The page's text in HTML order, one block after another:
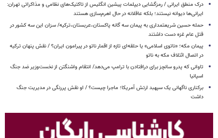
درک منطق ایرانی / رمزگشایی دیپلمات پیشین انگلیس از تاکتیک‌های نظامی و مذاکراتی تهران:
ایرانی‌ها دیوانه نیستند؛ بلکه عاقلانه در حال اهرم‌سازی هستند
حمله حسین شریعتمداری به پیمان سه گانه پاکستان،عربستان،ترکیه/ سزان این سه کشور در
قتل عام غزه دست داشتند
پیمان مکه؛ «ناتوی اسلامی» یا حلقه‌ای تازه از اقمار ناتو در پیرامون ایران؟ / نقش پنهان ترکیه
در اتصال ائتلاف مکه به ناتو
تاوانی که پدرو سانچز برای درافتادن با ترامپ می‌دهد/ انتقام واشنگتن از نخست‌وزیر ضد جنگ
اسپانیا
برکناری ناگهانی یک سپهبد ارتش آمریکا؛ ماجرا چیست؟ / او نقش پررنگی در مدیریت جنگ
داشت